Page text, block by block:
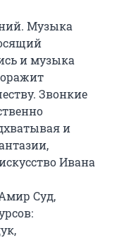
Музыка
и музыка
Звонкие
и
Ивана
Суд,